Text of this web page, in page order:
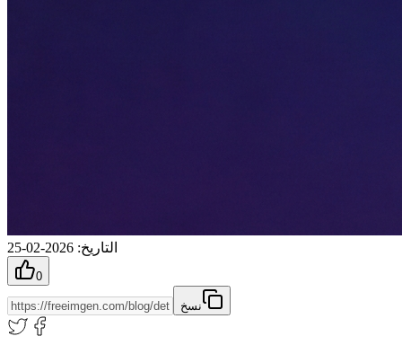
التاريخ:
2026-02-25
0
نسخ